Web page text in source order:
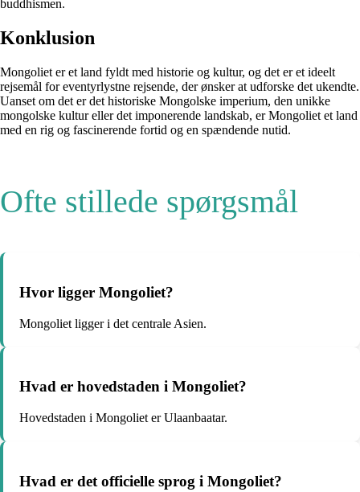
buddhismen.
Konklusion
Mongoliet er et land fyldt med historie og kultur, og det er et ideelt
rejsemål for eventyrlystne rejsende, der ønsker at udforske det ukendte.
Uanset om det er det historiske Mongolske imperium, den unikke
mongolske kultur eller det imponerende landskab, er Mongoliet et land
med en rig og fascinerende fortid og en spændende nutid.
Ofte stillede spørgsmål
Hvor ligger Mongoliet?
Mongoliet ligger i det centrale Asien.
Hvad er hovedstaden i Mongoliet?
Hovedstaden i Mongoliet er Ulaanbaatar.
Hvad er det officielle sprog i Mongoliet?